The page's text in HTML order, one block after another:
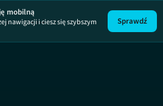
Damy i
mobilną
nawigacji i ciesz się szybszym
Sprawdź